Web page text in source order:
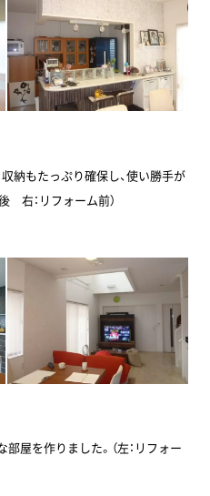
納もたっぷり確保し、使い勝手が
右：リフォーム前）
屋を作りました。（左：リフォー